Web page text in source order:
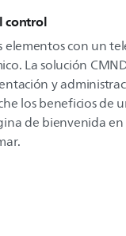
control
elementos con un
La solución
y
los beneficios de
de bienvenida